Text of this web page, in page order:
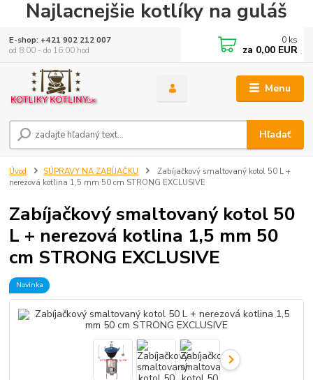
Najlacnejšie kotlíky na guláš
Menu
Hľadať
E-shop: +421 902 212 007
od 8:00 - do 16:00 hod
0 ks
za 0,00 EUR
Úvod SÚPRAVY NA ZABÍJAČKU
Zabíjačkový smaltovaný kotol 50 L +
nerezová kotlina 1,5 mm 50 cm STRONG EXCLUSIVE
Zabíjačkový smaltovaný kotol 50
L + nerezová kotlina 1,5 mm 50
cm STRONG EXCLUSIVE
Novinka